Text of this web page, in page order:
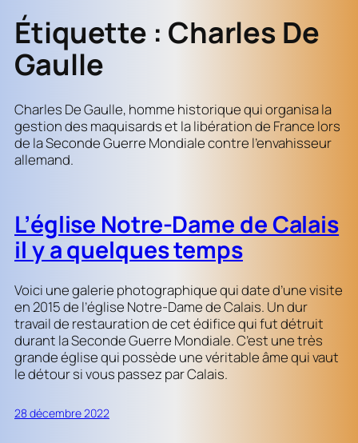
Étiquette : Charles De
Gaulle
Charles De Gaulle, homme historique qui organisa la
gestion des maquisards et la libération de France lors
de la Seconde Guerre Mondiale contre l’envahisseur
allemand.
L’église Notre-Dame de Calais
il y a quelques temps
Voici une galerie photographique qui date d’une visite
en 2015 de l’église Notre-Dame de Calais. Un dur
travail de restauration de cet édifice qui fut détruit
durant la Seconde Guerre Mondiale. C’est une très
grande église qui possède une véritable âme qui vaut
le détour si vous passez par Calais.
28 décembre 2022